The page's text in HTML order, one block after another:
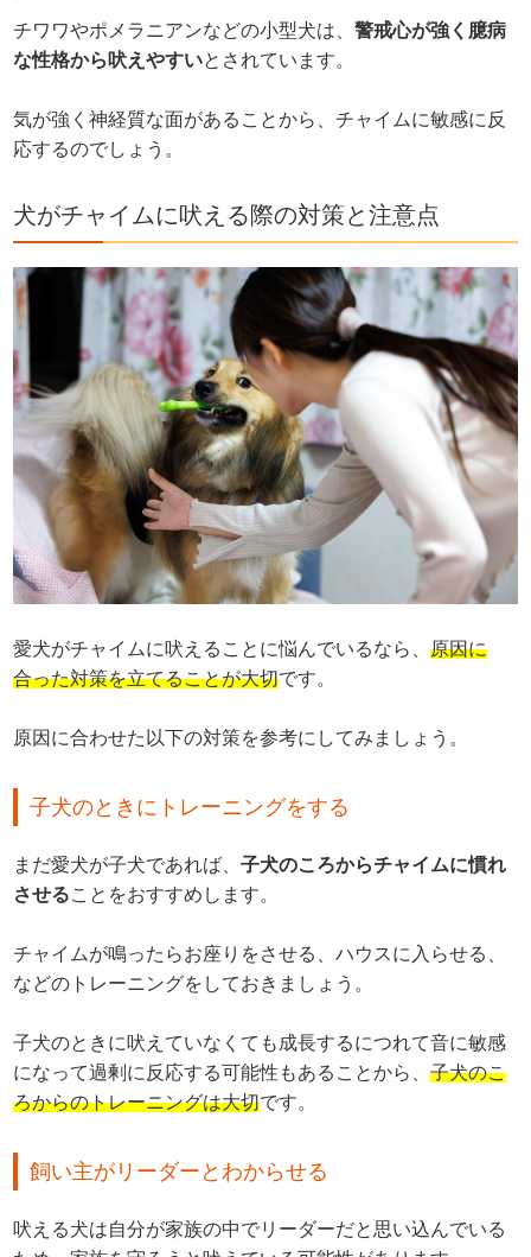
チワワやポメラニアンなどの小型犬は、警戒心が強く臆病
な性格から吠えやすいとされています。
気が強く神経質な面があることから、チャイムに敏感に反
応するのでしょう。
犬がチャイムに吠える際の対策と注意点
愛犬がチャイムに吠えることに悩んでいるなら、原因に
合った対策を立てることが大切です。
原因に合わせた以下の対策を参考にしてみましょう。
子犬のときにトレーニングをする
まだ愛犬が子犬であれば、子犬のころからチャイムに慣れ
させることをおすすめします。
チャイムが鳴ったらお座りをさせる、ハウスに入らせる、
などのトレーニングをしておきましょう。
子犬のときに吠えていなくても成長するにつれて音に敏感
になって過剰に反応する可能性もあることから、子犬のこ
ろからのトレーニングは大切です。
飼い主がリーダーとわからせる
吠える犬は自分が家族の中でリーダーだと思い込んでいる